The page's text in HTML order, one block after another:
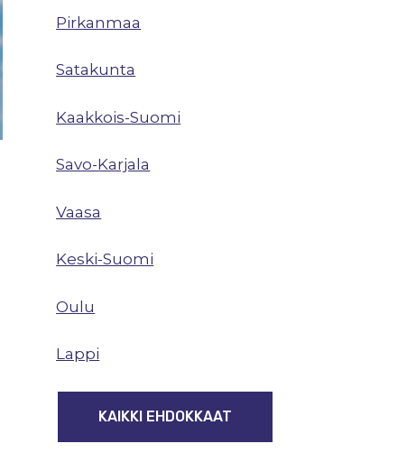
Pirkanmaa
Satakunta
Kaakkois-Suomi
Savo-Karjala
Vaasa
Keski-Suomi
Oulu
Lappi
KAIKKI EHDOKKAAT